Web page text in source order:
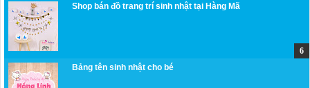
Shop bán đồ trang trí sinh nhật tại Hàng Mã
Bảng tên sinh nhật cho bé